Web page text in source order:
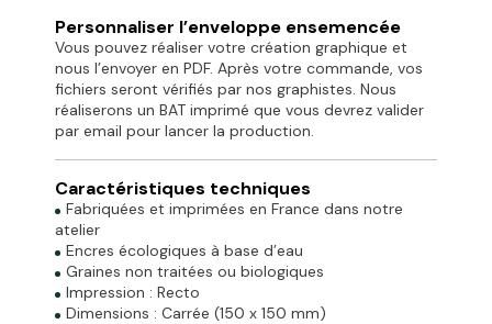
Personnaliser l’enveloppe ensemencée
Vous pouvez réaliser votre création graphique et
nous l’envoyer en PDF. Après votre commande, vos
fichiers seront vérifiés par nos graphistes. Nous
réaliserons un BAT imprimé que vous devrez valider
par email pour lancer la production.
Caractéristiques techniques
Fabriquées et imprimées en France dans notre
atelier
Encres écologiques à base d’eau
Graines non traitées ou biologiques
Impression : Recto
Dimensions : Carrée (150 x 150 mm)